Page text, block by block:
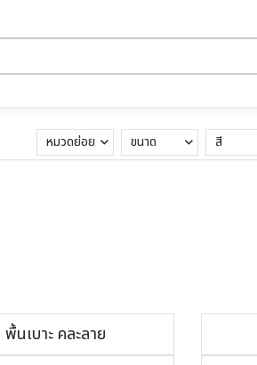
สี
ขนาด
หมวดย่อย
นเบาะ คละลาย